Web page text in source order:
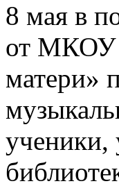
8 мая в
от МКОУ
матери»
ученики,